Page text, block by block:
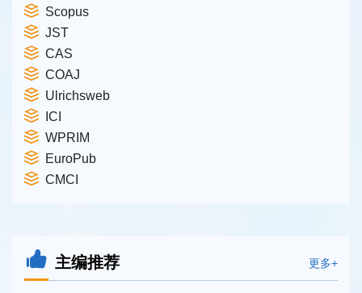
Scopus
JST
CAS
COAJ
Ulrichsweb
ICI
WPRIM
EuroPub
CMCI
主编推荐 更多+